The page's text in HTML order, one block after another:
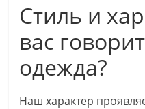
Стиль и
вас
одежда?
Наш характер